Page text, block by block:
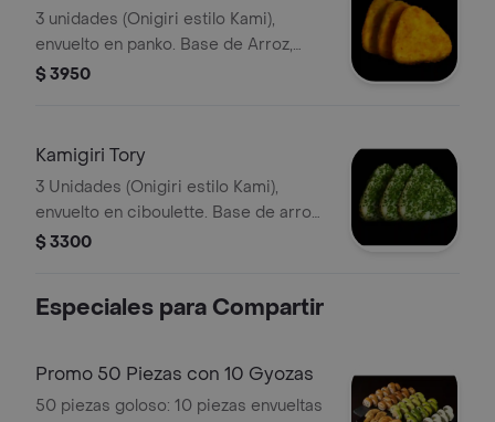
3 unidades (Onigiri estilo Kami),
envuelto en panko. Base de Arroz,
relleno de queso crema y pollo (sin
$ 3950
Kamigiri Tory
3 Unidades (Onigiri estilo Kami),
envuelto en ciboulette. Base de arroz,
relleno de queso crema y pollo (sin
$ 3300
Especiales para Compartir
Promo 50 Piezas con 10 Gyozas
50 piezas goloso: 10 piezas envueltas